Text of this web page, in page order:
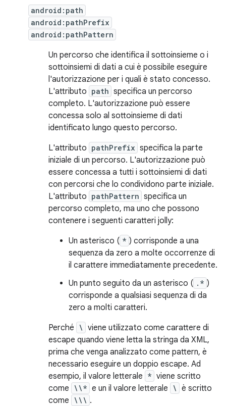
android:path
android:pathPrefix
android:pathPattern
Un percorso che identifica il sottoinsieme o i
sottoinsiemi di dati a cui è possibile eseguire
l'autorizzazione per i quali è stato concesso.
L'attributo path specifica un percorso
completo. L'autorizzazione può essere
concessa solo al sottoinsieme di dati
identificato lungo questo percorso.
L'attributo pathPrefix specifica la parte
iniziale di un percorso. L'autorizzazione può
essere concessa a tutti i sottoinsiemi di dati
con percorsi che lo condividono parte iniziale.
L'attributo pathPattern specifica un
percorso completo, ma uno che possono
contenere i seguenti caratteri jolly:
Un asterisco ( * ) corrisponde a una
sequenza da zero a molte occorrenze di
il carattere immediatamente precedente.
Un punto seguito da un asterisco ( .* )
corrisponde a qualsiasi sequenza di da
zero a molti caratteri.
Perché \ viene utilizzato come carattere di
escape quando viene letta la stringa da XML,
prima che venga analizzato come pattern, è
necessario eseguire un doppio escape. Ad
esempio, il valore letterale * viene scritto
come \\* e un il valore letterale \ è scritto
come \\\ .